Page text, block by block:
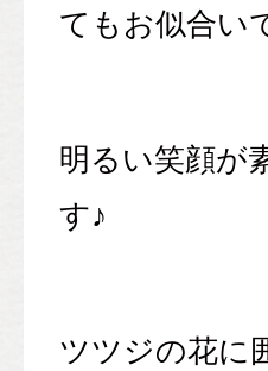
てもお似合い
明るい笑顔が
す♪
ツツジの花に